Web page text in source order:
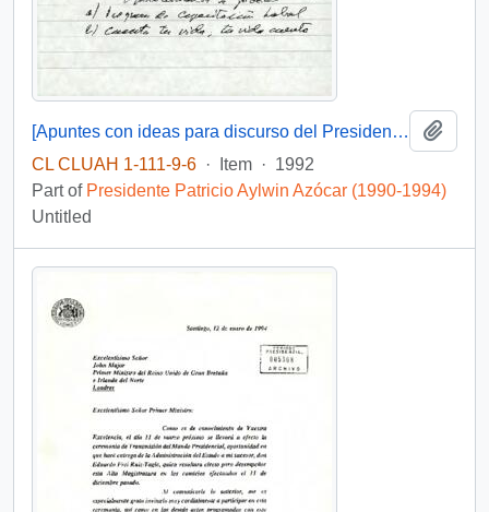
[Apuntes con ideas para discurso del Presidente con los jóvenes]
CL CLUAH 1-111-9-6 · Item · 1992
Part of Presidente Patricio Aylwin Azócar (1990-1994)
Untitled